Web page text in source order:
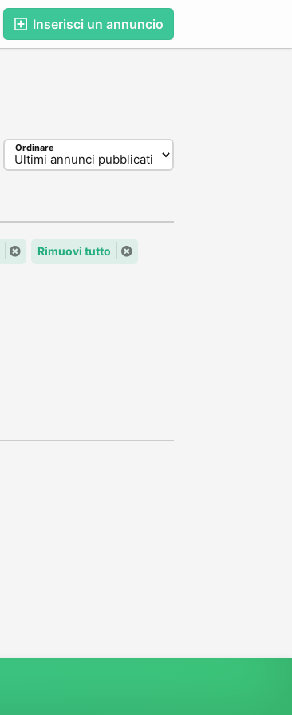
Inserisci un annuncio
Ordinare
Rimuovi tutto